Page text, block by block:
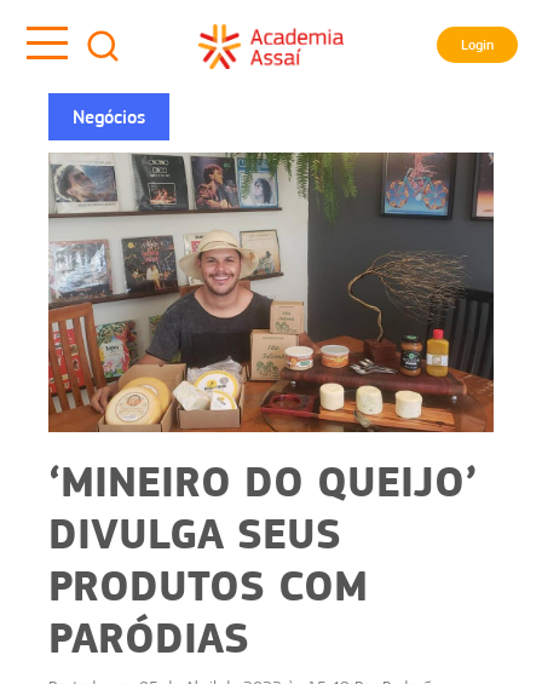
Login
Negócios
‘MINEIRO DO QUEIJO’
DIVULGA SEUS
PRODUTOS COM
PARÓDIAS